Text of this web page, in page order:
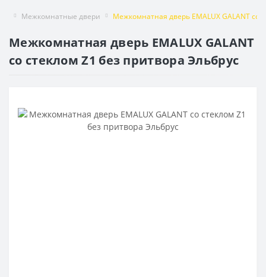
Межкомнатные двери Межкомнатная дверь EMALUX GALANT со
Межкомнатная дверь EMALUX GALANT
со стеклом Z1 без притвора Эльбрус